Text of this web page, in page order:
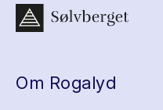
Om Rogalyd